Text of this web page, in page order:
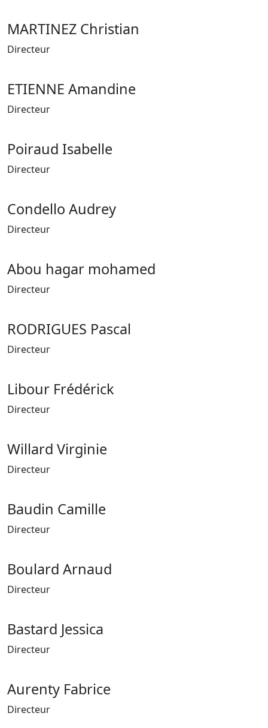
MARTINEZ Christian
Directeur
ETIENNE Amandine
Directeur
Poiraud Isabelle
Directeur
Condello Audrey
Directeur
Abou hagar mohamed
Directeur
RODRIGUES Pascal
Directeur
Libour Frédérick
Directeur
Willard Virginie
Directeur
Baudin Camille
Directeur
Boulard Arnaud
Directeur
Bastard Jessica
Directeur
Aurenty Fabrice
Directeur